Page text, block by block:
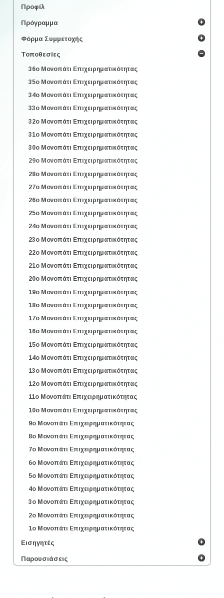
Προφίλ
Πρόγραμμα
Φόρμα Συμμετοχής
Τοποθεσίες
36o Μονοπάτι Επιχειρηματικότητας
35o Μονοπάτι Επιχειρηματικότητας
34o Μονοπάτι Επιχειρηματικότητας
33o Μονοπάτι Επιχειρηματικότητας
32o Μονοπάτι Επιχειρηματικότητας
31o Μονοπάτι Επιχειρηματικότητας
30o Μονοπάτι Επιχειρηματικότητας
29o Μονοπάτι Επιχειρηματικότητας
28o Μονοπάτι Επιχειρηματικότητας
27o Μονοπάτι Επιχειρηματικότητας
26o Μονοπάτι Επιχειρηματικότητας
25o Μονοπάτι Επιχειρηματικότητας
24o Μονοπάτι Επιχειρηματικότητας
23o Μονοπάτι Επιχειρηματικότητας
22o Μονοπάτι Επιχειρηματικότητας
21o Μονοπάτι Επιχειρηματικότητας
20o Μονοπάτι Επιχειρηματικότητας
19o Μονοπάτι Επιχειρηματικότητας
18o Μονοπάτι Επιχειρηματικότητας
17o Μονοπάτι Επιχειρηματικότητας
16o Μονοπάτι Επιχειρηματικότητας
15o Μονοπάτι Επιχειρηματικότητας
14o Μονοπάτι Επιχειρηματικότητας
13o Μονοπάτι Επιχειρηματικότητας
12o Μονοπάτι Επιχειρηματικότητας
11o Μονοπάτι Επιχειρηματικότητας
10o Μονοπάτι Επιχειρηματικότητας
9o Μονοπάτι Επιχειρηματικότητας
8o Μονοπάτι Επιχειρηματικότητας
7o Μονοπάτι Επιχειρηματικότητας
6o Μονοπάτι Επιχειρηματικότητας
5o Μονοπάτι Επιχειρηματικότητας
4o Μονοπάτι Επιχειρηματικότητας
3o Μονοπάτι Επιχειρηματικότητας
2o Μονοπάτι Επιχειρηματικότητας
1o Μονοπάτι Επιχειρηματικότητας
Εισηγητές
Παρουσιάσεις